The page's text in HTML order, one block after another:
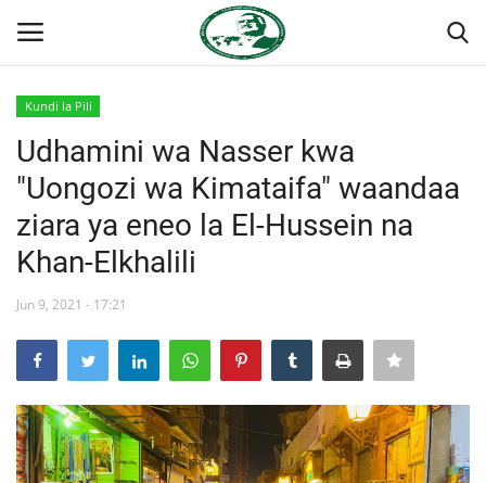
Nyumba
Jukwaa la Nasser la Kimataifa
Wasiliana
Onyesho la Majaribio
Misri
Timu yetu
Kundi la Pili
Udhamini wa Nasser kwa
"Uongozi wa Kimataifa" waandaa
ziara ya eneo la El-Hussein na
Khan-Elkhalili
Jun 9, 2021 - 17:21